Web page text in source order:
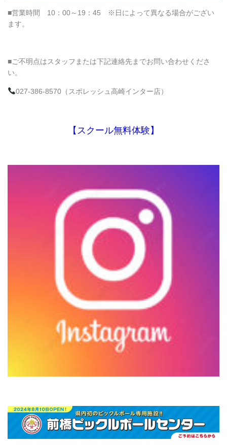
■営業時間 10：00～19：45 ※日によって異なる場合がござい
ます。
■ご不明点はスタッフまたは下記連絡先までお問い合わせくださ
い。
027-386-8570（スポレッシュ高崎インター店）
【スクール無料体験】